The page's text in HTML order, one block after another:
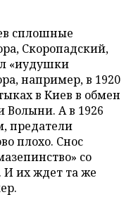
сплошные
Скоропадский,
«иудушки
например, в 1920
в Киев в обмен
Волыни. А в 1926
предатели
плохо. Снос
со
И их ждет та же